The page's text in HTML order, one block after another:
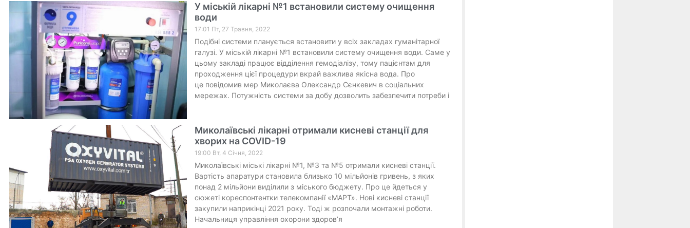
У міській лікарні №1 встановили систему очищення
води
17:01 Пт, 27 Травня, 2022
Подібні системи планується встановити у всіх закладах гуманітарної
галузі. У міській лікарні №1 встановили систему очищення води. Саме у
цьому закладі працює відділення гемодіалізу, тому пацієнтам для
проходження цієї процедури вкрай важлива якісна вода. Про
це повідомив мер Миколаєва Олександр Сєнкевич в соціальних
мережах. Потужність системи за добу дозволить забезпечити потреби і
Миколаївські лікарні отримали кисневі станції для
хворих на COVID-19
19:00 Вт, 4 Січня, 2022
Миколаївські міські лікарні №1, №3 та №5 отримали кисневі станції.
Вартість апаратури становила близько 10 мільйонів гривень, з яких
понад 2 мільйони виділили з міського бюджету. Про це йдеться у
сюжеті кореспонтентки телекомпанії «МАРТ». Нові кисневі станції
закупили наприкінці 2021 року. Тоді ж розпочали монтажні роботи.
Начальниця управління охорони здоров’я